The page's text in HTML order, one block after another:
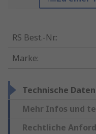
RS Best.-Nr.:
Marke:
Technische Daten
Mehr Infos und
Rechtliche